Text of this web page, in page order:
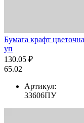
Бумага крафт
уп
130.05 ₽
65.02
Артикул:
33606ПУ